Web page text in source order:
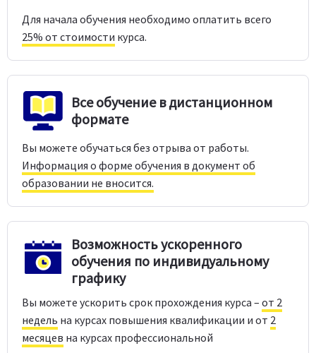
Для начала обучения необходимо оплатить всего
25% от стоимости курса.
Все обучение в дистанционном
формате
Вы можете обучаться без отрыва от работы.
Информация о форме обучения в документ об
образовании не вносится.
Возможность ускоренного
обучения по индивидуальному
графику
Вы можете ускорить срок прохождения курса – от 2
недель на курсах повышения квалификации и от 2
месяцев на курсах профессиональной